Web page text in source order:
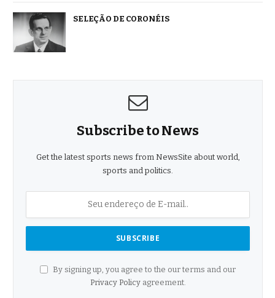
SELEÇÃO DE CORONÉIS
Subscribe to News
Get the latest sports news from NewsSite about world,
sports and politics.
By signing up, you agree to the our terms and our
Privacy Policyagreement.